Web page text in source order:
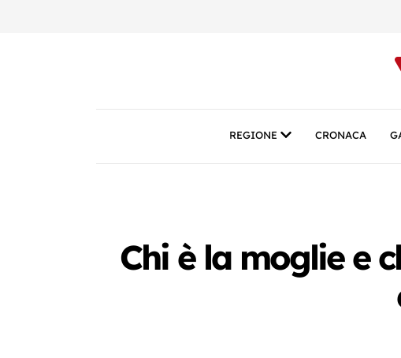
REGIONE CRONACA
Chi è la moglie e